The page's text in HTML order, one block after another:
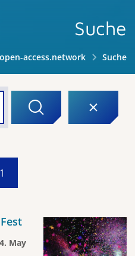
Suche
open-access.network Suche
1
4. May